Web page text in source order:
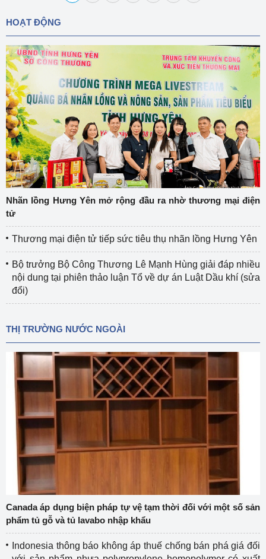
HOẠT ĐỘNG
Nhãn lồng Hưng Yên mở rộng đầu ra nhờ thương mại điện
tử
Thương mại điện tử tiếp sức tiêu thụ nhãn lồng Hưng Yên
Bộ trưởng Bộ Công Thương Lê Mạnh Hùng giải đáp nhiều
nội dung tại phiên thảo luận Tổ về dự án Luật Dầu khí (sửa
đổi)
THỊ TRƯỜNG NƯỚC NGOÀI
Canada áp dụng biện pháp tự vệ tạm thời đối với một số sản
phẩm tủ gỗ và tủ lavabo nhập khẩu
Indonesia thông báo không áp thuế chống bán phá giá đối